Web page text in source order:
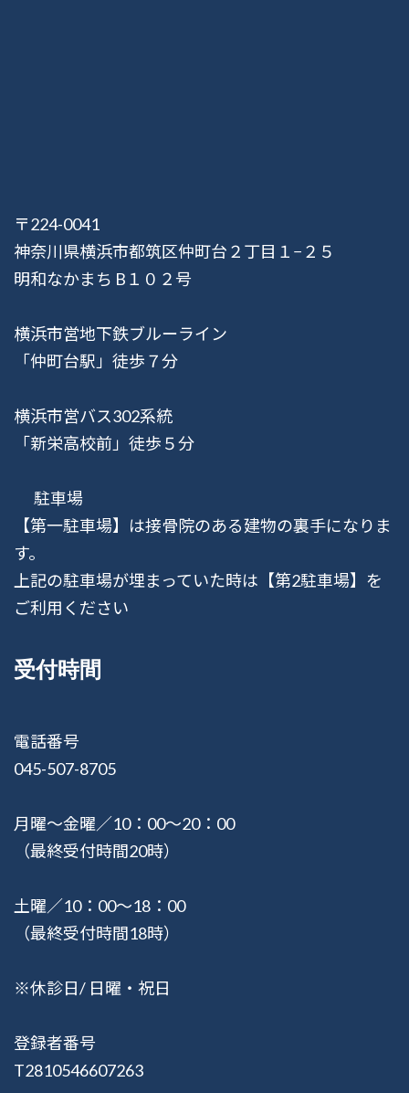
〒224-0041
神奈川県横浜市都筑区仲町台２丁目１−２５
明和なかまち B１０２号
横浜市営地下鉄ブルーライン
「仲町台駅」徒歩７分
横浜市営バス302系統
「新栄高校前」徒歩５分
駐車場
【第一駐車場】は接骨院のある建物の裏手になりま
す。
上記の駐車場が埋まっていた時は【第2駐車場】を
ご利用ください
受付時間
電話番号
045-507-8705
月曜〜金曜／10：00〜20：00
（最終受付時間20時）
土曜／10：00〜18：00
（最終受付時間18時）
※休診日/ 日曜・祝日
登録者番号
T2810546607263